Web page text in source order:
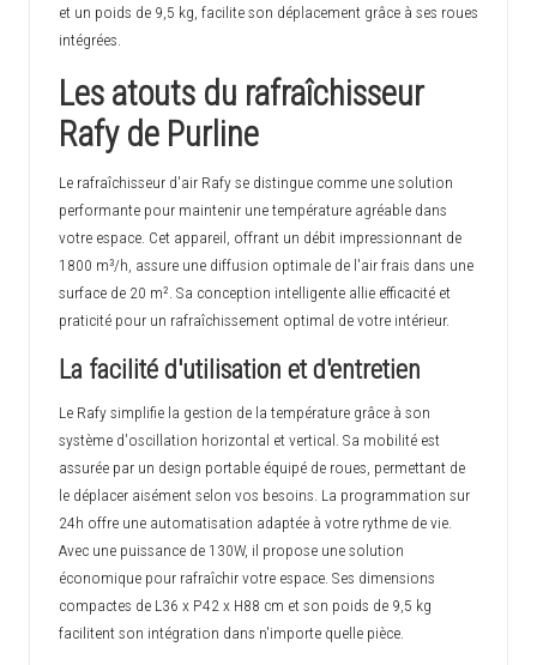
et un poids de 9,5 kg, facilite son déplacement grâce à ses roues
intégrées.
Les atouts du rafraîchisseur
Rafy de Purline
Le rafraîchisseur d'air Rafy se distingue comme une solution
performante pour maintenir une température agréable dans
votre espace. Cet appareil, offrant un débit impressionnant de
1800 m³/h, assure une diffusion optimale de l'air frais dans une
surface de 20 m². Sa conception intelligente allie efficacité et
praticité pour un rafraîchissement optimal de votre intérieur.
La facilité d'utilisation et d'entretien
Le Rafy simplifie la gestion de la température grâce à son
système d'oscillation horizontal et vertical. Sa mobilité est
assurée par un design portable équipé de roues, permettant de
le déplacer aisément selon vos besoins. La programmation sur
24h offre une automatisation adaptée à votre rythme de vie.
Avec une puissance de 130W, il propose une solution
économique pour rafraîchir votre espace. Ses dimensions
compactes de L36 x P42 x H88 cm et son poids de 9,5 kg
facilitent son intégration dans n'importe quelle pièce.